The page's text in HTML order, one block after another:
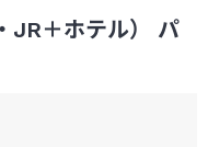
JR＋ホテル） パ